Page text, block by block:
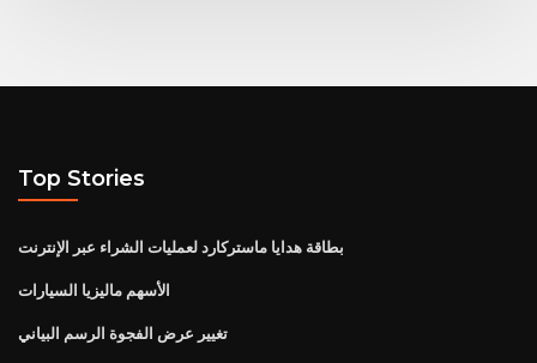
Top Stories
بطاقة هدايا ماستركارد لعمليات الشراء عبر الإنترنت
الأسهم ماليزيا السيارات
تغيير عرض الفجوة الرسم البياني